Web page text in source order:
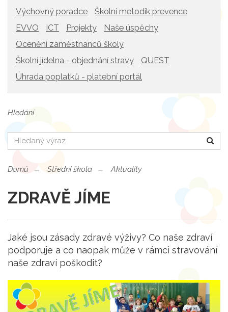
Výchovný poradce
Školní metodik prevence
EVVO
ICT Projekty
Naše úspěchy
Ocenění zaměstnanců školy
Školní jídelna - objednání stravy
QUEST
Úhrada poplatků - platební portál
Hledání
Hledat
Domů Střední škola Aktuality
ZDRAVĚ JÍME
Jaké jsou zásady zdravé výživy? Co naše zdraví
podporuje a co naopak může v rámci stravování
naše zdraví poškodit?